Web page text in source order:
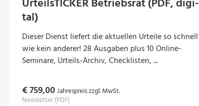
Urteil­sTI­CKER Betriebs­rat (PDF, digi­
tal)
Dieser Dienst liefert die aktuellen Urteile so schnell
wie kein anderer! 28 Ausgaben plus 10 Online-
Seminare, Urteils-Archiv, Checklisten, ...
€ 759,00Jahrespreis zzgl. MwSt.
Newsletter (PDF)